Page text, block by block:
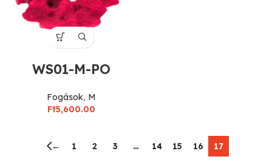
WS01-M-PO
Fogások, M
Ft5,600.00
← 1 2 3 … 14 15 16 17